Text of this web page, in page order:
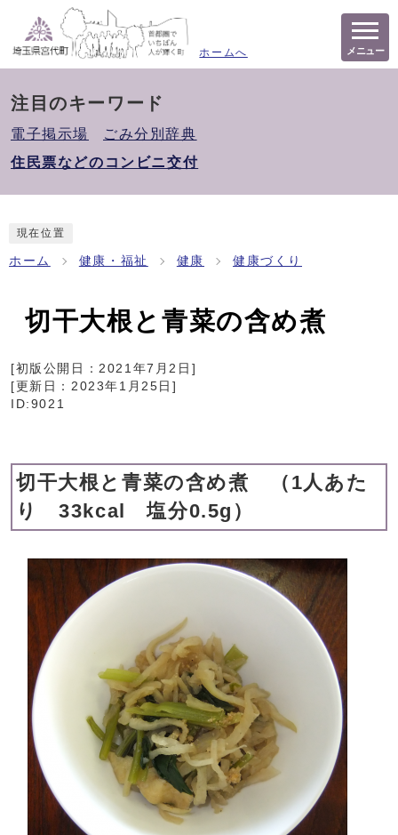
ホームへ メニュー
注目のキーワード
電子掲示場
ごみ分別辞典
住民票などのコンビニ交付
現在位置
ホーム 健康・福祉 健康 健康づくり
切干大根と青菜の含め煮
[初版公開日：2021年7月2日 ]
[更新日： 2023年1月25日 ]
ID:9021
切干大根と青菜の含め煮 （1人あた
り 33kcal 塩分0.5g）